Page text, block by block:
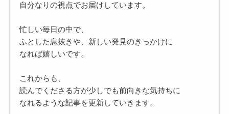
自分なりの視点でお届けしています。
忙しい毎日の中で、
ふとした息抜きや、新しい発見のきっかけに
なれば嬉しいです。
これからも、
読んでくださる方が少しでも前向きな気持ちに
なれるような記事を更新していきます。